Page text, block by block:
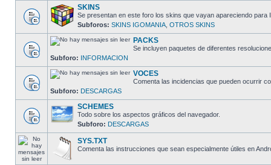
SKINS
Se presentan en este foro los skins que vayan apareciendo para
Subforos: SKINS IGOMANIA OTROS SKINS
PACKS
Se incluyen paquetes de diferentes
Subforo: INFORMACION
VOCES
Comenta las incidencias que pueden ocurrir
Subforo: DESCARGAS
SCHEMES
Todo sobre los aspectos gráficos del navegador.
Subforo: DESCARGAS
SYS.TXT
Comenta las instrucciones que sean especialmente útiles en